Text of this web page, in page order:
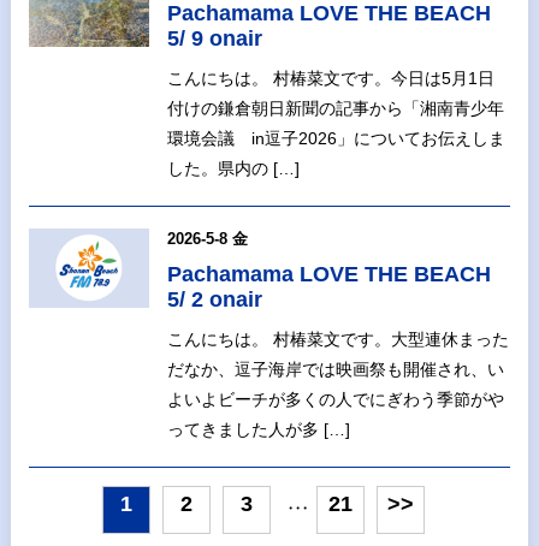
Pachamama LOVE THE BEACH
5/ 9 onair
こんにちは。 村椿菜文です。今日は5月1日
付けの鎌倉朝日新聞の記事から「湘南青少年
環境会議 in逗子2026」についてお伝えしま
した。県内の […]
2026-5-8 金
Pachamama LOVE THE BEACH
5/ 2 onair
こんにちは。 村椿菜文です。大型連休まった
だなか、逗子海岸では映画祭も開催され、い
よいよビーチが多くの人でにぎわう季節がや
ってきました人が多 […]
1 2 3 ・・・ 21 >>